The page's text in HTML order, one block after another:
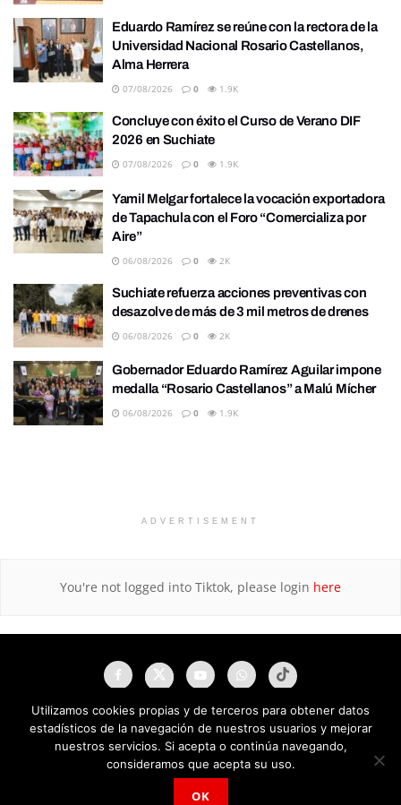
Eduardo Ramírez se reúne con la rectora de la
Universidad Nacional Rosario Castellanos,
Alma Herrera
07/08/2026 0 1.9K
Concluye con éxito el Curso de Verano DIF
2026 en Suchiate
07/08/2026 0 1.9K
Yamil Melgar fortalece la vocación exportadora
de Tapachula con el Foro “Comercializa por
Aire”
06/08/2026 0 2K
Suchiate refuerza acciones preventivas con
desazolve de más de 3 mil metros de drenes
06/08/2026 0 2K
Gobernador Eduardo Ramírez Aguilar impone
medalla “Rosario Castellanos” a Malú Mícher
06/08/2026 0 1.9K
ADVERTISEMENT
You're not logged into Tiktok, please login here
NAU Noticias A Tiempo Universales © 2025
Utilizamos cookies propias y de terceros para obtener datos
estadísticos de la navegación de nuestros usuarios y mejorar
nuestros servicios. Si acepta o continúa navegando,
consideramos que acepta su uso.
OK